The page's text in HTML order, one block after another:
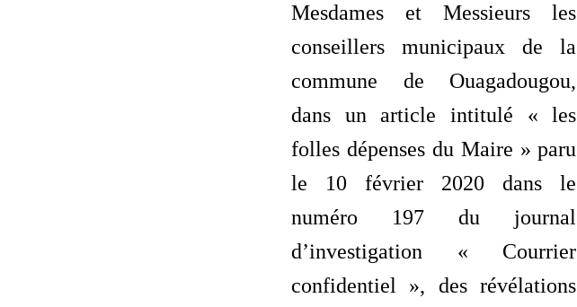
Mesdames et Messieurs les
conseillers municipaux de la
commune de Ouagadougou,
dans un article intitulé « les
folles dépenses du Maire » paru
le 10 février 2020 dans le
numéro 197 du journal
d’investigation « Courrier
confidentiel », des révélations